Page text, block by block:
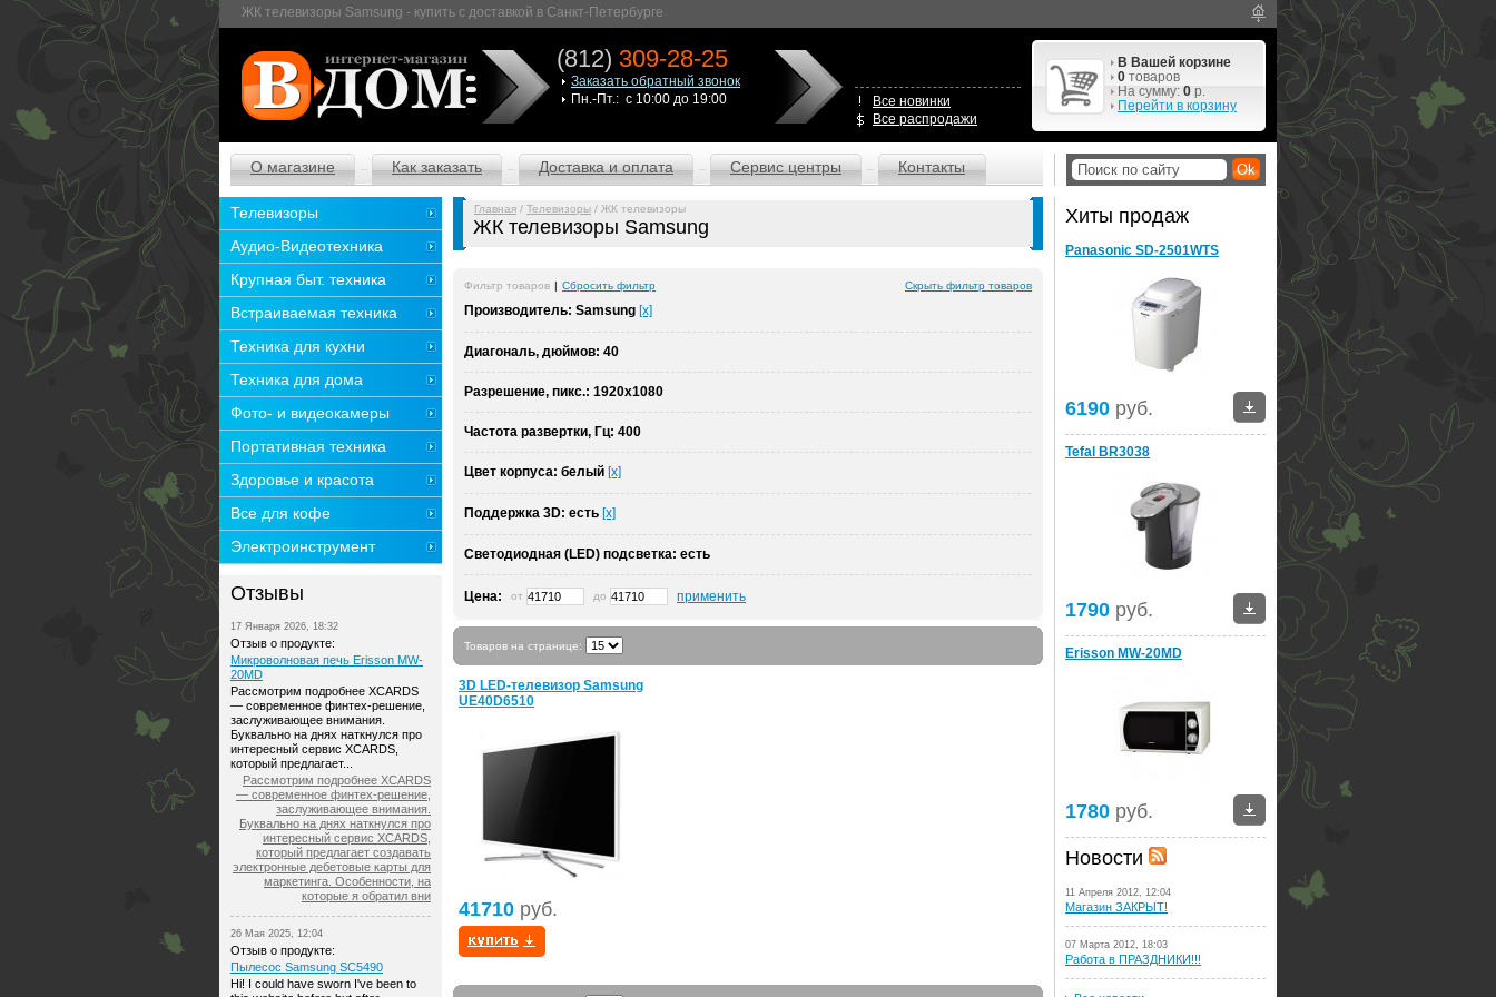
ЖК телевизоры Samsung - купить с доставкой в Санкт-Петербурге
(812) 309-28-25
Заказать обратный звонок
Пн.-Пт.: с 10:00 до 19:00
Все новинки
Все распродажи
В Вашей корзине
0 товаров
На сумму: 0 р.
Перейти в корзину
О магазине Как заказать Доставка и оплата Сервис центры Контакты
Главная / Телевизоры / ЖК телевизоры
ЖК телевизоры Samsung
Фильтр товаров | Сбросить фильтр Скрыть фильтр товаров
Производитель: Samsung [x]
Диагональ, дюймов: 40
Разрешение, пикс.: 1920x1080
Частота развертки, Гц: 400
Цвет корпуса: белый [x]
Поддержка 3D: есть [x]
Светодиодная (LED) подсветка: есть
Цена: от до применить
Товаров на странице:
3D LED-телевизор Samsung
UE40D6510
41710 руб.
Телевизоры
Аудио-Видеотехника
Крупная быт. техника
Встраиваемая техника
Техника для кухни
Техника для дома
Фото- и видеокамеры
Портативная техника
Здоровье и красота
Все для кофе
Электроинструмент
Отзывы
17 Января 2026, 18:32
Отзыв о продукте:
Микроволновая печь Erisson MW-
20MD
Рассмотрим подробнее XCARDS
— современное финтех-решение,
заслуживающее внимания.
Буквально на днях наткнулся про
интересный сервис XCARDS,
который предлагает...
Рассмотрим подробнее XCARDS
— современное финтех-решение,
заслуживающее внимания.
Буквально на днях наткнулся про
интересный сервис XCARDS,
который предлагает создавать
электронные дебетовые карты для
маркетинга. Особенности, на
которые я обратил вни
26 Мая 2025, 12:04
Отзыв о продукте:
Пылесос Samsung SC5490
Hi! I could have sworn I've been to
Хиты продаж
Panasonic SD-2501WTS
6190 руб.
Tefal BR3038
1790 руб.
Erisson MW-20MD
1780 руб.
Новости
11 Апреля 2012, 12:04
Магазин ЗАКРЫТ!
07 Марта 2012, 18:03
Работа в ПРАЗДНИКИ!!!